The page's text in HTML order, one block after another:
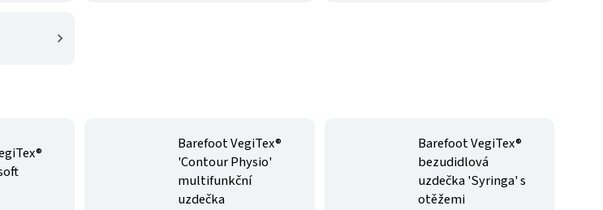
Barefoot VegiTex®
'Contour Physio'
multifunkční
uzdečka
Barefoot VegiTex®
bezudidlová
uzdečka 'Syringa' s
otěžemi